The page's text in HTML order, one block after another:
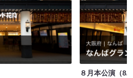
８月本公演（8/